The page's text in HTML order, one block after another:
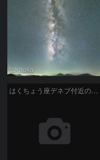
takaoka
はくちょう座デネブ付近の空域 260720